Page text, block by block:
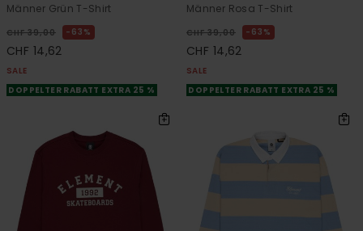
Männer Grün T-Shirt
CHF 39,00 63%
CHF 14,62
SALE
DOPPELTER RABATT EXTRA 25 %
Männer Rosa T-Shirt
CHF 39,00 63%
CHF 14,62
SALE
DOPPELTER RABATT EXTRA 25 %